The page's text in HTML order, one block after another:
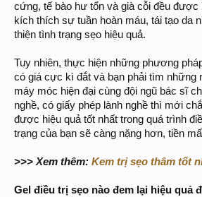
cứng, tế bào hư tổn và già cỗi đều được
kích thích sự tuần hoàn máu, tái tạo da
thiện tình trạng sẹo hiệu quả.
Tuy nhiên, thực hiện những phương
có giá cực kì đắt và bạn phải tìm những
máy móc hiện đại cùng đội ngũ bác sĩ
nghề, có giấy phép lành nghề thì mới
được hiệu quả tốt nhất trong quá trình
trạng của bạn sẽ càng nặng hơn, tiền
>>> Xem thêm: Kem trị sẹo thâm tốt
Gel điều trị sẹo nào đem lại hiệu quả